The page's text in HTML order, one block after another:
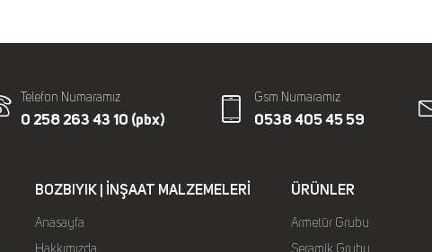
Telefon Numaramız
0 258 263 43 10 (pbx)
Gsm Numaramız
0538 405 45 59
BOZBIYIK | İNŞAAT MALZEMELERI
Anasayfa
Hakkımızda
ÜRÜNLER
Armetür Grubu
Seramik Grubu